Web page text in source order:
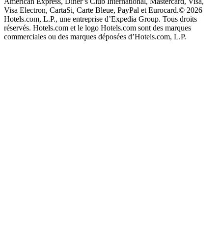
Visa Electron, CartaSi, Carte Bleue, PayPal et Eurocard.© 2026
Hotels.com, L.P., une entreprise d’Expedia Group. Tous droits
réservés. Hotels.com et le logo Hotels.com sont des marques
commerciales ou des marques déposées d’Hotels.com, L.P.